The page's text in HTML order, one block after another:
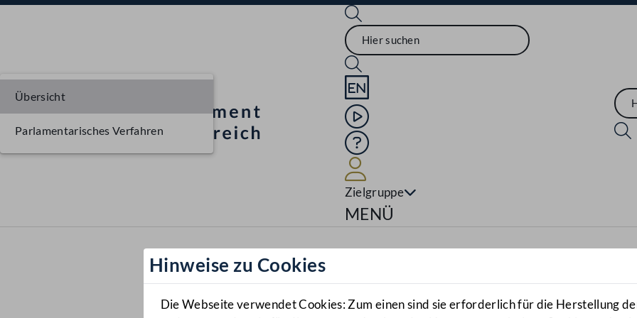
Sprache English
Mediathek
Hilfe
Zielgruppe
Navigationsmenü öffnen
MENÜ
Hinweise zu Cookies
Die Webseite verwendet Cookies: Zum einen sind sie erforderlich für die Herstellung
Übersicht
Parlamentarisches Verfahren